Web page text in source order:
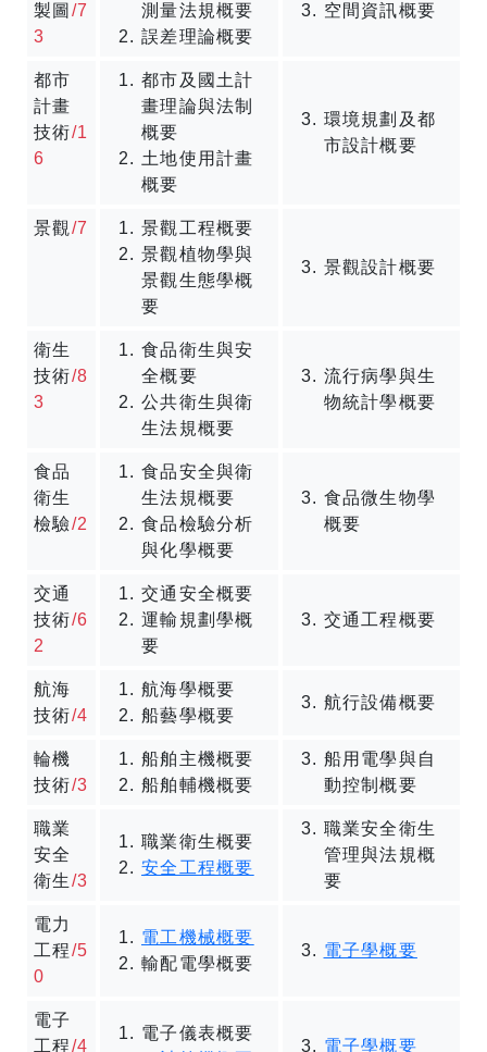
製圖 /7
3
測量法規概要
誤差理論概要
空間資訊概要
都市
計畫
技術/1
6
都市及國土計
畫理論與法制
概要
土地使用計畫
概要
環境規劃及都
市設計概要
景觀/7
景觀工程概要
景觀植物學與
景觀生態學概
要
景觀設計概要
衛生
技術/8
3
食品衛生與安
全概要
公共衛生與衛
生法規概要
流行病學與生
物統計學概要
食品
衛生
檢驗/2
食品安全與衛
生法規概要
食品檢驗分析
與化學概要
食品微生物學
概要
交通
技術/6
2
交通安全概要
運輸規劃學概
要
交通工程概要
航海
技術/4
航海學概要
船藝學概要
航行設備概要
輪機
技術/3
船舶主機概要
船舶輔機概要
船用電學與自
動控制概要
職業
安全
衛生/3
職業衛生概要
安全工程概要
職業安全衛生
管理與法規概
要
電力
工程/5
0
電工機械概要
輸配電學概要
電子學概要
電子
工程/4
電子儀表概要
電子學概要